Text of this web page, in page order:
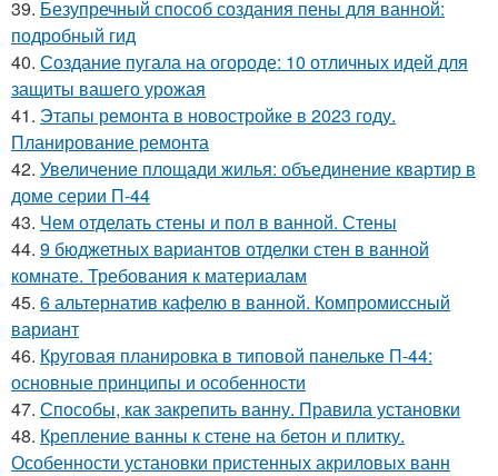
39. Безупречный способ создания пены для ванной:
подробный гид
40. Создание пугала на огороде: 10 отличных идей для
защиты вашего урожая
41. Этапы ремонта в новостройке в 2023 году.
Планирование ремонта
42. Увеличение площади жилья: объединение квартир в
доме серии П-44
43. Чем отделать стены и пол в ванной. Стены
44. 9 бюджетных вариантов отделки стен в ванной
комнате. Требования к материалам
45. 6 альтернатив кафелю в ванной. Компромиссный
вариант
46. Круговая планировка в типовой панельке П-44:
основные принципы и особенности
47. Способы, как закрепить ванну. Правила установки
48. Крепление ванны к стене на бетон и плитку.
Особенности установки пристенных акриловых ванн